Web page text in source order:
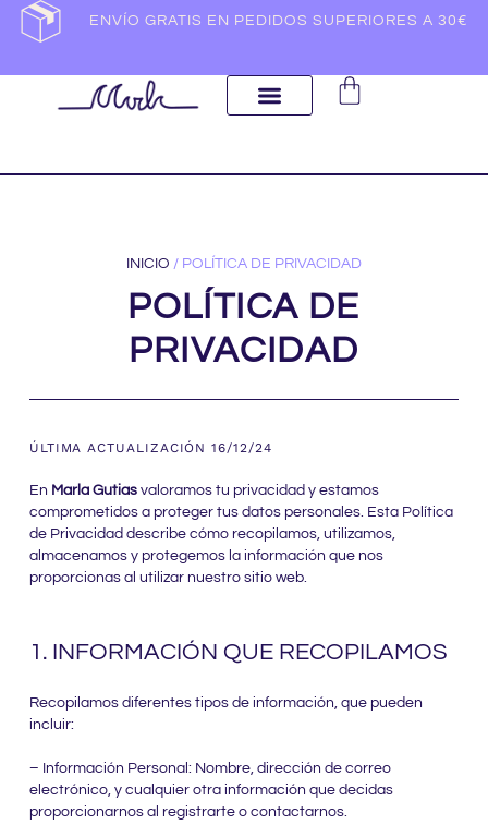
ENVÍO GRATIS EN PEDIDOS SUPERIORES A 30€
INICIO / POLÍTICA DE PRIVACIDAD
POLÍTICA DE
PRIVACIDAD
ÚLTIMA ACTUALIZACIÓN 16/12/24
En Marla Gutiasvaloramos tu privacidad y estamos
comprometidos a proteger tus datos personales. Esta Política
de Privacidad describe cómo recopilamos, utilizamos,
almacenamos y protegemos la información que nos
proporcionas al utilizar nuestro sitio web.
1. INFORMACIÓN QUE RECOPILAMOS
Recopilamos diferentes tipos de información, que pueden
incluir:
– Información Personal: Nombre, dirección de correo
electrónico, y cualquier otra información que decidas
proporcionarnos al registrarte o contactarnos.